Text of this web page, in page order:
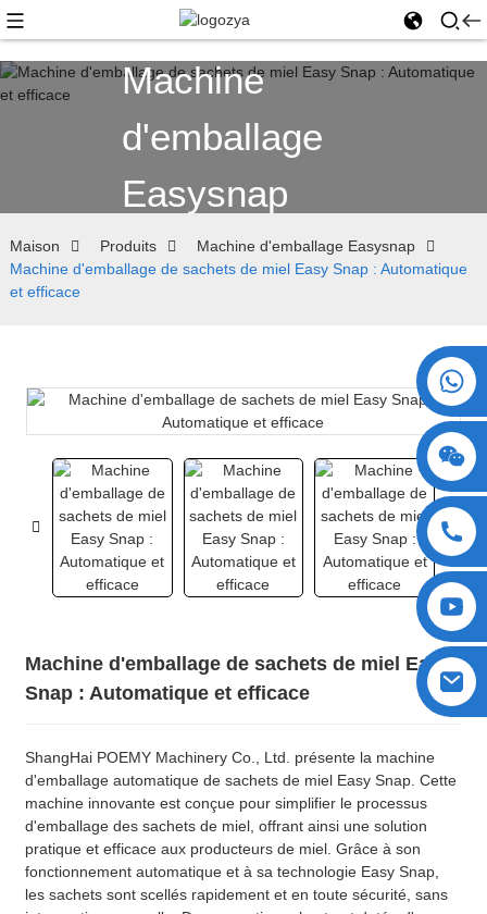
Machine
d'emballage
Easysnap
Maison Produits
Machine d'emballage Easysnap
Machine d'emballage de sachets de miel Easy Snap : Automatique
et efficace
Machine d'emballage de sachets de miel Easy
Snap : Automatique et efficace
ShangHai POEMY Machinery Co., Ltd. présente la machine
d'emballage automatique de sachets de miel Easy Snap. Cette
machine innovante est conçue pour simplifier le processus
d'emballage des sachets de miel, offrant ainsi une solution
pratique et efficace aux producteurs de miel. Grâce à son
fonctionnement automatique et à sa technologie Easy Snap,
les sachets sont scellés rapidement et en toute sécurité, sans